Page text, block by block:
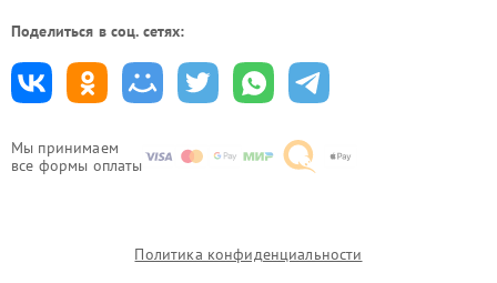
Мы принимаем
все формы оплаты
Поделиться в соц. сетях:
Политика конфиденциальности